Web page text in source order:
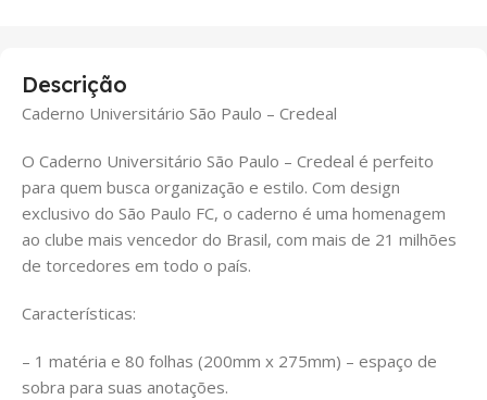
Descrição
Caderno Universitário São Paulo – Credeal
O Caderno Universitário São Paulo – Credeal é perfeito
para quem busca organização e estilo. Com design
exclusivo do São Paulo FC, o caderno é uma homenagem
ao clube mais vencedor do Brasil, com mais de 21 milhões
de torcedores em todo o país.
Características:
– 1 matéria e 80 folhas (200mm x 275mm) – espaço de
sobra para suas anotações.